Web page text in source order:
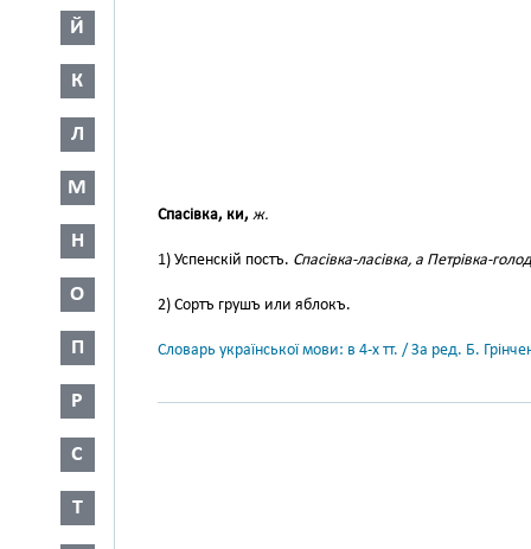
Й
К
Л
М
Н
О
П
Р
С
Т
Спасівка, ки, ж.
1) Успенскій постъ. Спасівка-ласівка, а Петрівка-
2) Сортъ грушъ или яблокъ.
Словарь української мови: в 4-х тт. / За ред. Б.